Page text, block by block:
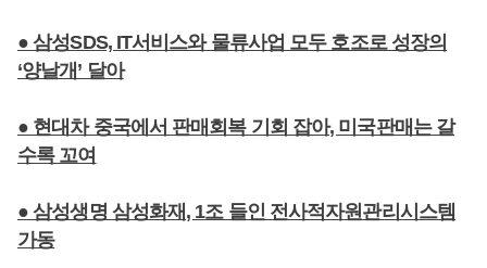
● 삼성SDS, IT서비스와 물류사업 모두 호조로 성장의
‘양날개’ 달아
● 현대차 중국에서 판매회복 기회 잡아, 미국판매는 갈
수록 꼬여
● 삼성생명 삼성화재, 1조 들인 전사적자원관리시스템
가동